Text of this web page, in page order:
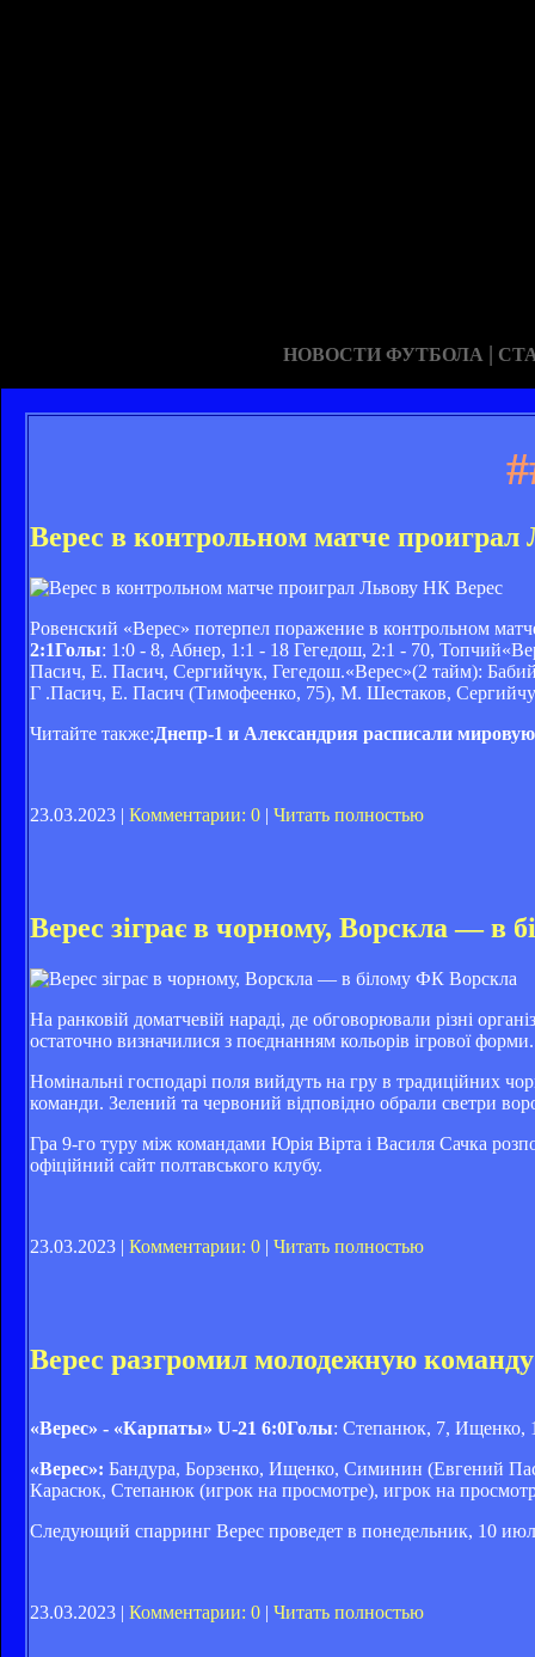
НОВОСТИ ФУТБОЛА |
Верес в контрольном матче проиграл
НК Верес
Ровенский «Верес» потерпел поражение в контрольном
2:1Голы: 1:0 - 8, Абнер, 1:1 - 18 Гегедош, 2:1 - 70,
Пасич, Е. Пасич, Сергийчук, Гегедош.«Верес»(2 тайм):
Г .Пасич, Е. Пасич (Тимофеенко, 75), М. Шестаков,
Читайте также:Днепр-1 и Александрия расписали
23.03.2023 | Комментарии: 0 | Читать полностью
Верес зіграє в чорному, Ворскла — в
ФК Ворскла
На ранковій доматчевій нараді, де обговорювали різні
остаточно визначилися з поєднанням кольорів ігрової форми.
Номінальні господарі поля вийдуть на гру в традиційних
команди. Зелений та червоний відповідно обрали светри
Гра 9-го туру між командами Юрія Вірта і Василя Сачка
офіційний сайт полтавського клубу.
23.03.2023 | Комментарии: 0 | Читать полностью
Верес разгромил молодежную
«Верес» - «Карпаты» U-21 6:0Голы: Степанюк, 7, Ищенко,
«Верес»: Бандура, Борзенко, Ищенко, Симинин (Евгений
Карасюк, Степанюк (игрок на просмотре), игрок на
Следующий спарринг Верес проведет в понедельник, 10
23.03.2023 | Комментарии: 0 | Читать полностью